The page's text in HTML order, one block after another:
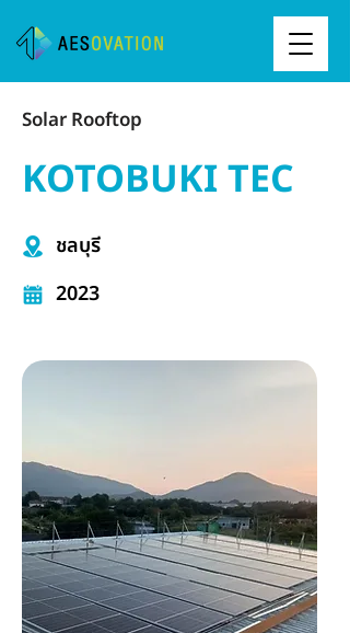
Solar Rooftop
KOTOBUKI TEC
ชลบุรี
2023